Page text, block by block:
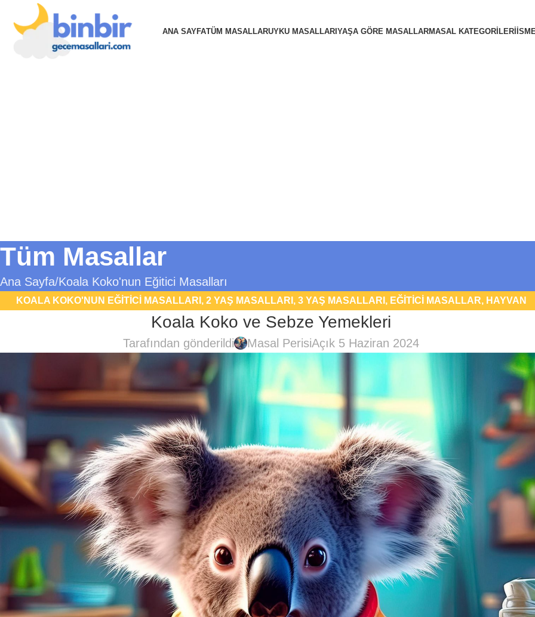
ANA SAYFATÜM MASALLARUYKU MASALLARIYAŞA GÖRE MASALLARMASAL KATEGORILERI
Tüm Masallar
Ana Sayfa Koala Koko'nun Eğitici Masalları
KOALA KOKO'NUN EĞITICI MASALLARI , 2 YAŞ MASALLARI , 3 YAŞ MASALLARI , EĞITICI MASALLAR, HAYVAN
MASALLARI,UYKU MASALLARI
Koala Koko ve Sebze Yemekleri
Tarafından gönderildi Masal PerisiAçık 5 Haziran 2024